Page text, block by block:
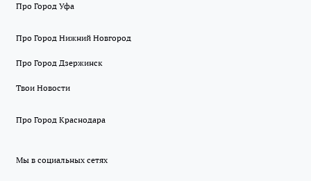
Про Город Уфа
Про Город Нижний Новгород
Про Город Дзержинск
Твои Новости
Про Город Краснодара
Мы в социальных сетях